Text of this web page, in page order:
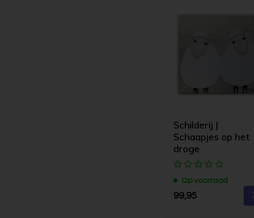
Schilderij |
Schaapjes op het
droge
Op voorraad
99,95